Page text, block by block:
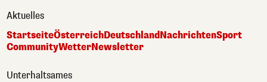
Aktuelles
StartseiteÖsterreichDeutschlandNachrichtenSport
CommunityWetterNewsletter
Unterhaltsames